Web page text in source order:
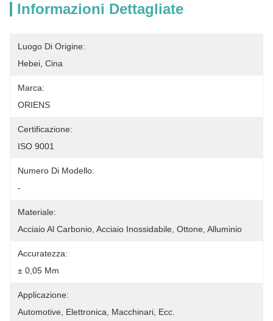
Informazioni Dettagliate
Luogo Di Origine:
Hebei, Cina
Marca:
ORIENS
Certificazione:
ISO 9001
Numero Di Modello:
-
Materiale:
Acciaio Al Carbonio, Acciaio Inossidabile, Ottone, Alluminio
Accuratezza:
± 0,05 Mm
Applicazione:
Automotive, Elettronica, Macchinari, Ecc.